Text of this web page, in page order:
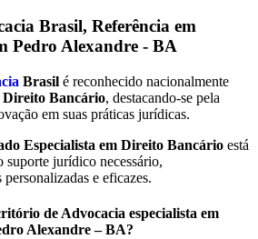
Brasil, Referência em
Pedro Alexandre - BA
Brasil é reconhecido nacionalmente
Direito Bancário, destacando-se pela
em suas práticas jurídicas.
Especialista em Direito Bancário está
suporte jurídico necessário,
e eficazes.
de Advocacia especialista em
Alexandre – BA?